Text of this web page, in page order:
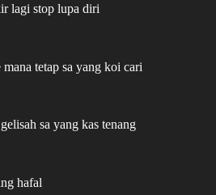
lagi stop lupa diri
mana tetap sa yang koi cari
sa yang kas tenang
hafal